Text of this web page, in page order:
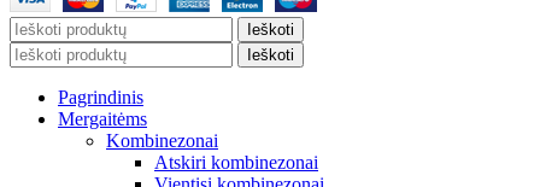
Ieškoti
Ieškoti
Pagrindinis
Mergaitėms
Kombinezonai
Atskiri kombinezonai